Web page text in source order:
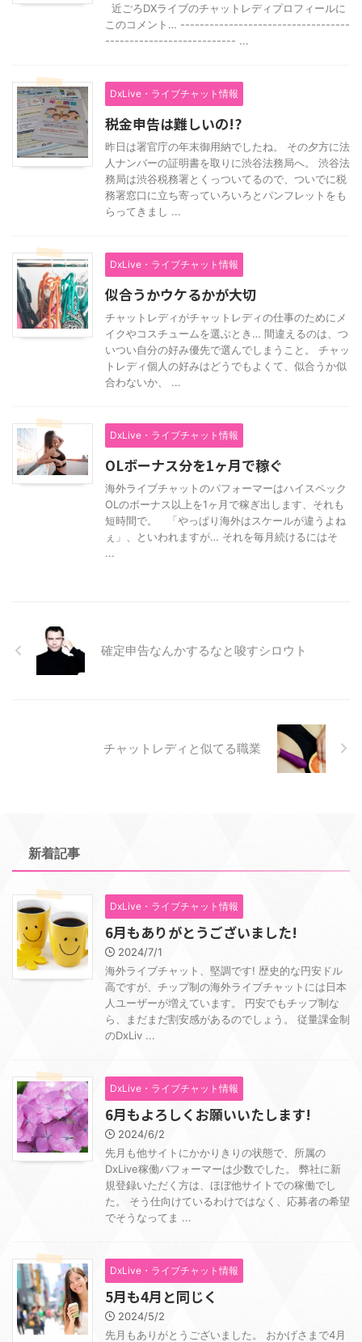
近ごろDXライブのチャットレディプロフィールに
このコメント… -----------------------------------
--------------------------- ...
DxLive・ライブチャット情報
税金申告は難しいの!?
昨日は署官庁の年末御用納でしたね。 その夕方に法
人ナンバーの証明書を取りに渋谷法務局へ。 渋谷法
務局は渋谷税務署とくっついてるので、ついでに税
務署窓口に立ち寄っていろいろとパンフレットをも
らってきまし ...
DxLive・ライブチャット情報
似合うかウケるかが大切
チャットレディがチャットレディの仕事のためにメ
イクやコスチュームを選ぶとき… 間違えるのは、つ
いつい自分の好み優先で選んでしまうこと。 チャッ
トレディ個人の好みはどうでもよくて、似合うか似
合わないか、 ...
DxLive・ライブチャット情報
OLボーナス分を1ヶ月で稼ぐ
海外ライブチャットのパフォーマーはハイスペック
OLのボーナス以上を1ヶ月で稼ぎ出します、それも
短時間で。 「やっぱり海外はスケールが違うよね
ぇ」、といわれますが… それを毎月続けるにはそ
...
確定申告なんかするなと唆すシロウト
チャットレディと似てる職業
新着記事
DxLive・ライブチャット情報
6月もありがとうございました!
2024/7/1
海外ライブチャット、堅調です! 歴史的な円安ドル
高ですが、チップ制の海外ライブチャットには日本
人ユーザーが増えています。 円安でもチップ制な
ら、まだまだ割安感があるのでしょう。 従量課金制
のDxLiv ...
DxLive・ライブチャット情報
6月もよろしくお願いいたします!
2024/6/2
先月も他サイトにかかりきりの状態で、所属の
DxLive稼働パフォーマーは少数でした。 弊社に新
規登録いただく方は、ほぼ他サイトでの稼働でし
た。 そう仕向けているわけではなく、応募者の希望
でそうなってま ...
DxLive・ライブチャット情報
5月も4月と同じく
2024/5/2
先月もありがとうございました。 おかげさまで4月